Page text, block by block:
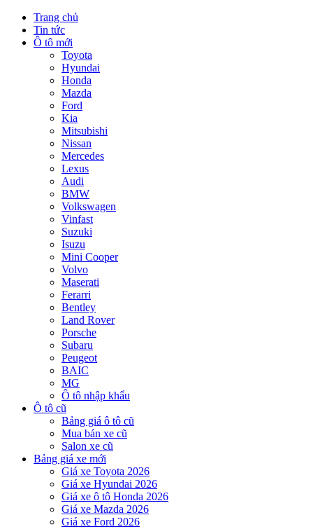
Trang chủ
Tin tức
Ô tô mới
Toyota
Hyundai
Honda
Mazda
Ford
Kia
Mitsubishi
Nissan
Mercedes
Lexus
Audi
BMW
Volkswagen
Vinfast
Suzuki
Isuzu
Mini Cooper
Volvo
Maserati
Ferarri
Bentley
Land Rover
Porsche
Subaru
Peugeot
BAIC
MG
Ô tô nhập khẩu
Ô tô cũ
Bảng giá ô tô cũ
Mua bán xe cũ
Salon xe cũ
Bảng giá xe mới
Giá xe Toyota 2026
Giá xe Hyundai 2026
Giá xe ô tô Honda 2026
Giá xe Mazda 2026
Giá xe Ford 2026